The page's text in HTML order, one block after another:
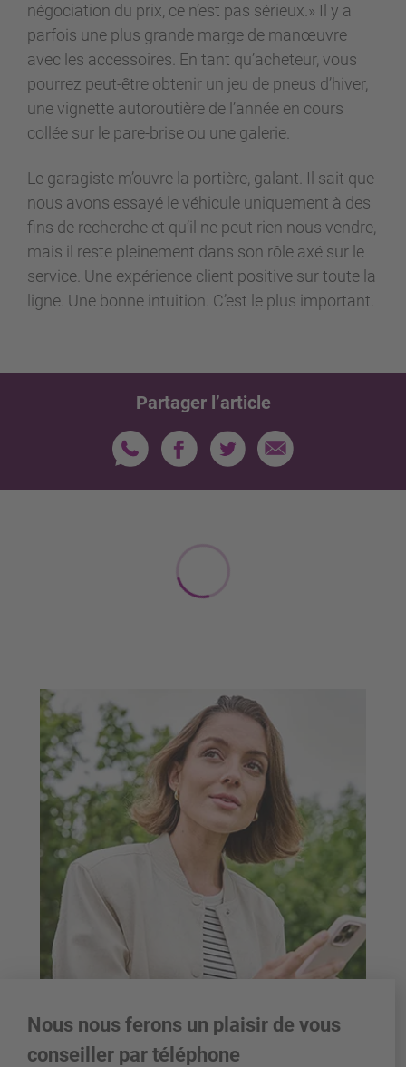
négociation du prix, ce n’est pas sérieux.» Il y a
parfois une plus grande marge de manœuvre
avec les accessoires. En tant qu’acheteur, vous
pourrez peut-être obtenir un jeu de pneus d’hiver,
une vignette autoroutière de l’année en cours
collée sur le pare-brise ou une galerie.
Le garagiste m’ouvre la portière, galant. Il sait que
nous avons essayé le véhicule uniquement à des
fins de recherche et qu’il ne peut rien nous vendre,
mais il reste pleinement dans son rôle axé sur le
service. Une expérience client positive sur toute la
ligne. Une bonne intuition. C’est le plus important.
Partager l’article
Nous nous ferons un plaisir de vous
conseiller par téléphone